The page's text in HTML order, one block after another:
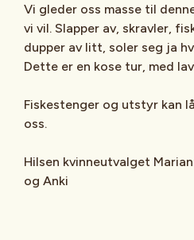
Vi gleder oss masse til
vi vil. Slapper av, skravler,
dupper av litt, soler seg ja
Dette er en kose tur, med
Fiskestenger og utstyr kan
oss.
Hilsen kvinneutvalget
og Anki